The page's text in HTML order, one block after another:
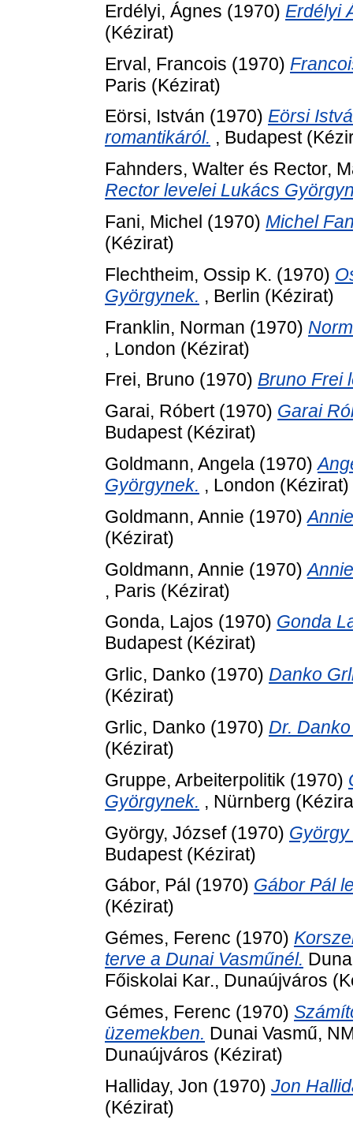
Erdélyi, Ágnes (1970) Erdélyi
(Kézirat)
Erval, Francois (1970)
Paris (Kézirat)
Eörsi, István (1970) Eörsi
romantikáról. , Budapest
Fahnders, Walter és Rector,
Rector levelei Lukács
Fani, Michel (1970) Michel
(Kézirat)
Flechtheim, Ossip K. (1970)
Györgynek. , Berlin (Kézirat)
Franklin, Norman (1970)
, London (Kézirat)
Frei, Bruno (1970) Bruno Frei
Garai, Róbert(1970) Garai
Budapest (Kézirat)
Goldmann, Angela (1970)
Györgynek. , London (Kézirat)
Goldmann, Annie (1970)
(Kézirat)
Goldmann, Annie (1970)
, Paris (Kézirat)
Gonda, Lajos (1970) Gonda
Budapest (Kézirat)
Grlic, Danko (1970) Danko
(Kézirat)
Grlic, Danko (1970) Dr.
(Kézirat)
Gruppe, Arbeiterpolitik (1970)
Györgynek. , Nürnberg
György, József(1970)
Budapest (Kézirat)
Gábor, Pál (1970) Gábor Pál
(Kézirat)
Gémes, Ferenc (1970)
terve a Dunai Vasműnél.
Főiskolai Kar., Dunaújváros
Gémes, Ferenc (1970)
üzemekben. Dunai Vasmű,
Dunaújváros (Kézirat)
Halliday, Jon (1970) Jon
(Kézirat)